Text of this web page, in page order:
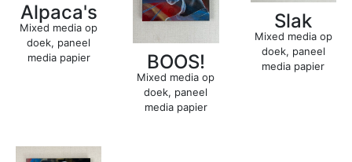
Alpaca's
Mixed media op
doek, paneel
media papier
BOOS!
Mixed media op
doek, paneel
media papier
Slak
Mixed media op
doek, paneel
media papier